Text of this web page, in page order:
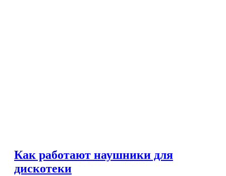
Как работают наушники для
дискотеки